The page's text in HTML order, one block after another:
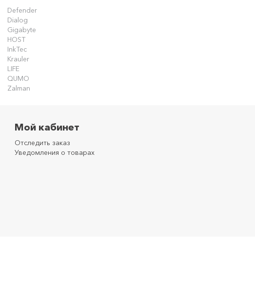
Defender
Dialog
Gigabyte
HOST
InkTec
Krauler
LIFE
QUMO
Zalman
Мой кабинет
Отследить заказ
Уведомления о товарах